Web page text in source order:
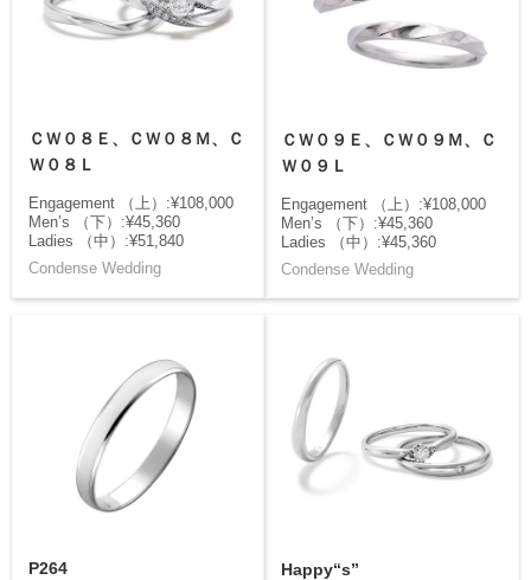
ＣＷ０８Ｅ、ＣＷ０８Ｍ、Ｃ
Ｗ０８Ｌ
Engagement （上）:¥108,000
Men’s （下）:¥45,360
Ladies （中）:¥51,840
Condense Wedding
ＣＷ０９Ｅ、ＣＷ０９Ｍ、Ｃ
Ｗ０９Ｌ
Engagement （上）:¥108,000
Men’s （下）:¥45,360
Ladies （中）:¥45,360
Condense Wedding
P264 Happy“s”